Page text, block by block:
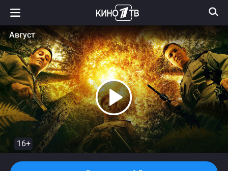
Август
16+